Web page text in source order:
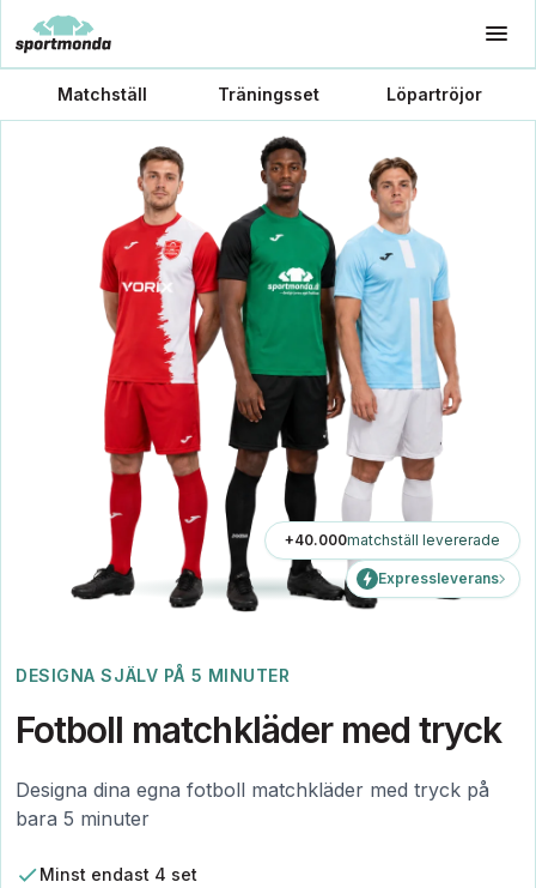
Matchställ Träningsset Löpartröjor
DESIGNA SJÄLV PÅ 5 MINUTER
Fotboll matchkläder med tryck
Designa dina egna fotboll matchkläder med tryck på
bara 5 minuter
Minst endast 4 set
+40.000matchställ levererade
Expressleverans